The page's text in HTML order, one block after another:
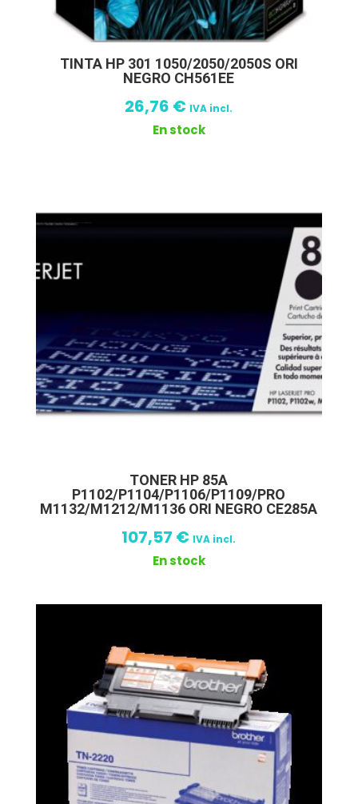
TINTA HP 301 1050/2050/2050S ORI
NEGRO CH561EE
26,76 € IVA incl.
En stock
TONER HP 85A
P1102/P1104/P1106/P1109/PRO
M1132/M1212/M1136 ORI NEGRO CE285A
107,57 € IVA incl.
En stock